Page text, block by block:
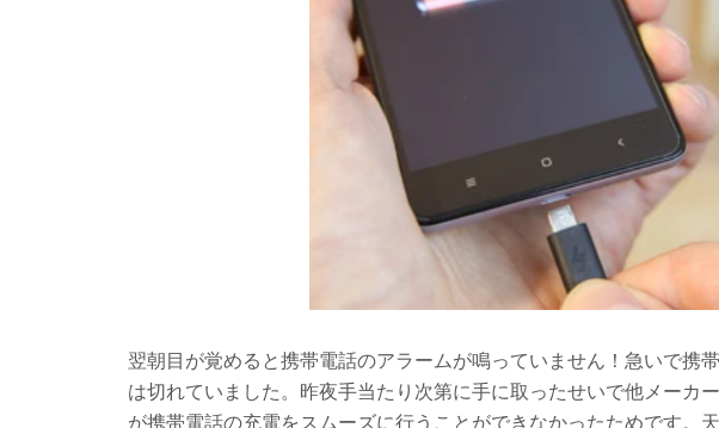
翌朝目が覚めると携帯電話のアラームが鳴っていません！急いで携
は切れていました。昨夜手当たり次第に手に取ったせいで他メーカ
が携帯電話の充電をスムーズに行うことができなかったためです。